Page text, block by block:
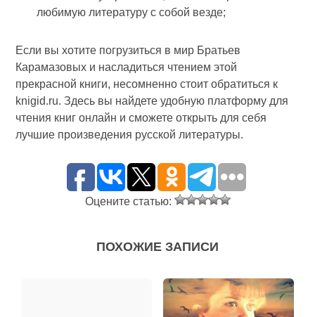
любимую литературу с собой везде;
Если вы хотите погрузиться в мир Братьев
Карамазовых и насладиться чтением этой
прекрасной книги, несомненно стоит обратиться к
knigid.ru. Здесь вы найдете удобную платформу для
чтения книг онлайн и сможете открыть для себя
лучшие произведения русской литературы.
Оцените статью:
ПОХОЖИЕ ЗАПИСИ